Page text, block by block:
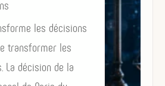
Pendant plus de vingt ans, les
entreprises ont investi dans
la qualité, la gouvernance et